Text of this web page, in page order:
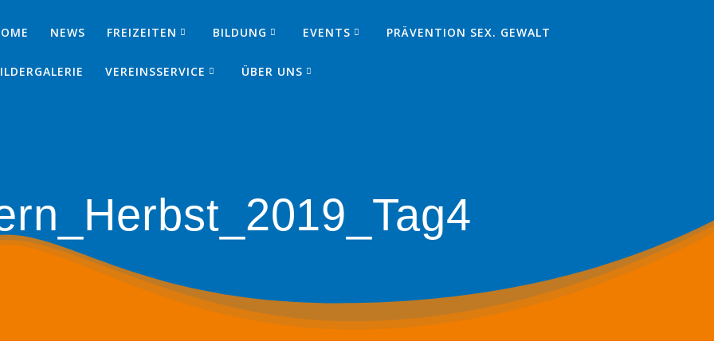
NEWS FREIZEITEN BILDUNG EVENTS PRÄVENTION SEX. GEWALT
VEREINSSERVICE ÜBER UNS